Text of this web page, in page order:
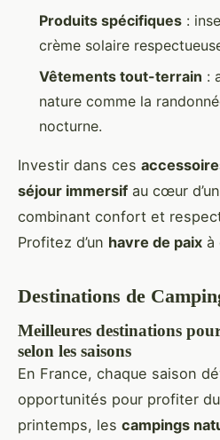
Produits spécifiques :
crème solaire
Vêtements tout-terrain :
nature comme la
nocturne.
Investir dans ces
séjour immersif au cœur
combinant confort et
Profitez d’un havre de paix à
Destinations de
Meilleures destinations
selon les saisons
En France, chaque saison
opportunités pour profiter du
printemps, les campings